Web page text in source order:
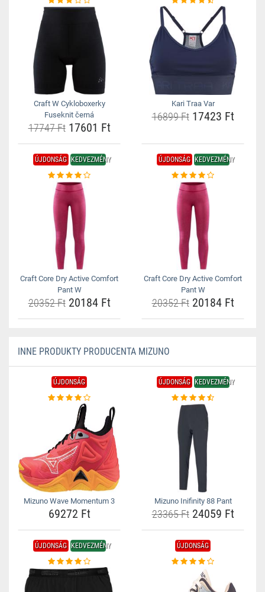
Craft W Cykloboxerky
Fuseknit černá
17747 Ft17601 Ft
Kari Traa Var
16899 Ft17423 Ft
ÚJDONSÁG KEDVEZMÉNY
Craft Core Dry Active Comfort
Pant W
20352 Ft20184 Ft
ÚJDONSÁG KEDVEZMÉNY
Craft Core Dry Active Comfort
Pant W
20352 Ft20184 Ft
INNE PRODUKTY PRODUCENTA MIZUNO
ÚJDONSÁG
Mizuno Wave Momentum 3
69272 Ft
ÚJDONSÁG KEDVEZMÉNY
Mizuno Inifinity 88 Pant
23365 Ft24059 Ft
ÚJDONSÁG KEDVEZMÉNY ÚJDONSÁG